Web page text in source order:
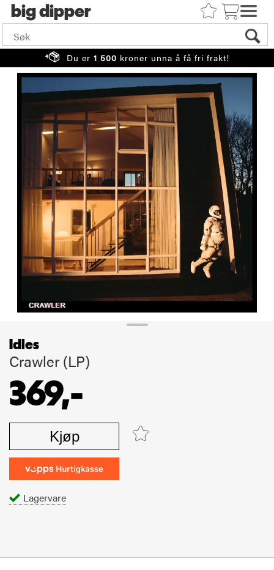
big
Du er 1 500 kroner unna å få fri frakt!
Idles
Crawler (LP)
369,-
Kjøp
Lagervare